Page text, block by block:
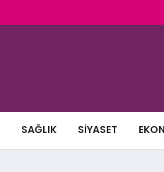
SAĞLIK SIYASET